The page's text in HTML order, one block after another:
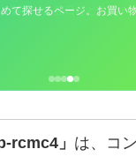
て探せるページ。お買い
rcmc4」 は、コ